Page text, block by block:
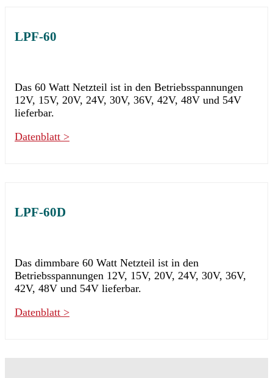
LPF-60
Das 60 Watt Netzteil ist in den Betriebsspannungen
12V, 15V, 20V, 24V, 30V, 36V, 42V, 48V und 54V
lieferbar.
Datenblatt >
LPF-60D
Das dimmbare 60 Watt Netzteil ist in den
Betriebsspannungen 12V, 15V, 20V, 24V, 30V, 36V,
42V, 48V und 54V lieferbar.
Datenblatt >